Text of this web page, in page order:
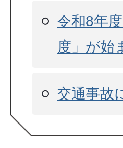
令和8年
度」が始
交通事故